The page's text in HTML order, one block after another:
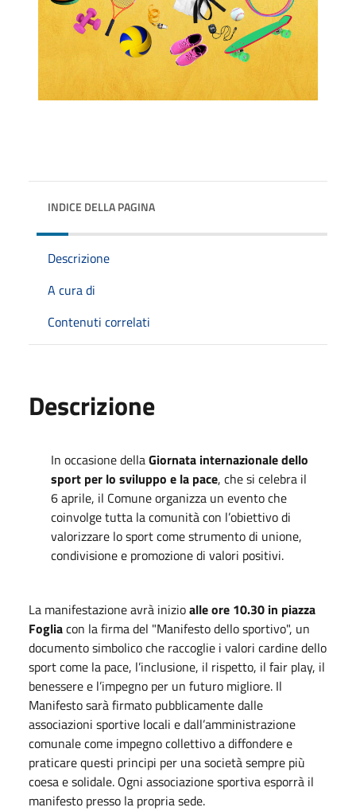
INDICE DELLA PAGINA
Descrizione
A cura di
Contenuti correlati
Descrizione
In occasione dellaGiornata internazionale dello
sport per lo sviluppo e la pace, che si celebra il
6 aprile, il Comune organizza un evento che
coinvolge tutta la comunità con l’obiettivo di
valorizzare lo sport come strumento di unione,
condivisione e promozione di valori positivi.
La manifestazione avrà inizioalle ore 10.30 in piazza
Fogliacon la firma del "Manifesto dello sportivo", un
documento simbolico che raccoglie i valori cardine dello
sport come la pace, l’inclusione, il rispetto, il fair play, il
benessere e l’impegno per un futuro migliore. Il
Manifesto sarà firmato pubblicamente dalle
associazioni sportive locali e dall’amministrazione
comunale come impegno collettivo a diffondere e
praticare questi principi per una società sempre più
coesa e solidale. Ogni associazione sportiva esporrà il
manifesto presso la propria sede.